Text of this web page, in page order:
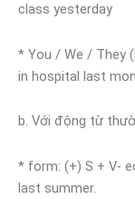
class yesterday
* You / We / They
in hospital last
b. Với động từ
* form: (+) S + V-
last summer.